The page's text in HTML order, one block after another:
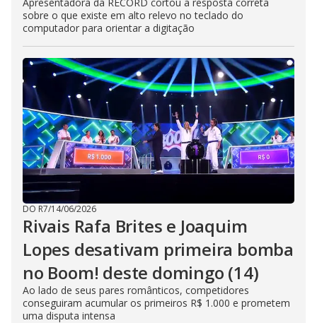
sobre o que existe em alto relevo no teclado do
computador para orientar a digitação
DO R7/14/06/2026
Rivais Rafa Brites e Joaquim
Lopes desativam primeira bomba
no Boom! deste domingo (14)
Ao lado de seus pares românticos, competidores
conseguiram acumular os primeiros R$ 1.000 e prometem
uma disputa intensa